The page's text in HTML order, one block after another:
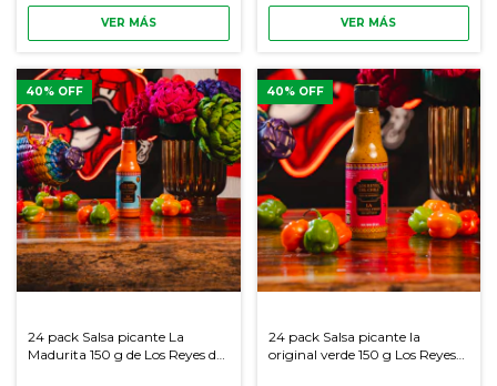
VER MÁS VER MÁS
40% OFF
24 pack Salsa picante La
Madurita 150 g de Los Reyes del
40% OFF
24 pack Salsa picante la
original verde 150 g Los Reyes